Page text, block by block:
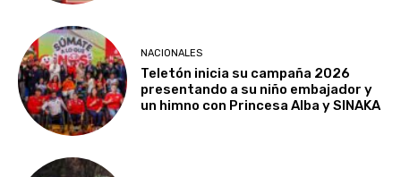
NACIONALES
Teletón inicia su campaña 2026
presentando a su niño embajador y
un himno con Princesa Alba y SINAKA